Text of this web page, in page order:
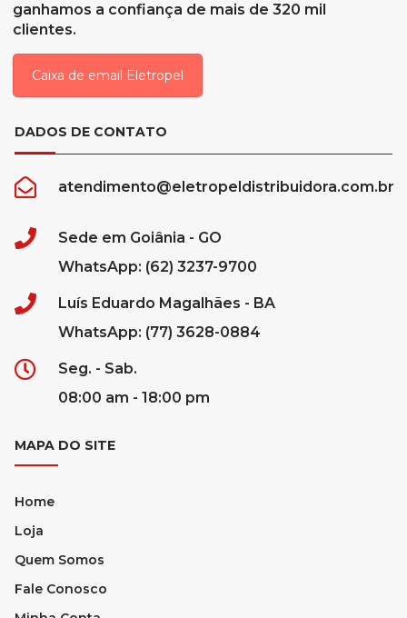
ganhamos a confiança de mais de 320 mil
clientes.
Caixa de email Eletropel
DADOS DE CONTATO
atendimento@eletropeldistribuidora.com.br
Sede em Goiânia - GO
WhatsApp: (62) 3237-9700
Luís Eduardo Magalhães - BA
WhatsApp: (77) 3628-0884
Seg. - Sab.
08:00 am - 18:00 pm
MAPA DO SITE
Home
Loja
Quem Somos
Fale Conosco